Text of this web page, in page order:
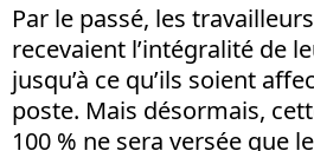
Par le passé, les
recevaient l’intégralité de
jusqu’à ce qu’ils soient
poste. Mais désormais,
100 % ne sera versée que